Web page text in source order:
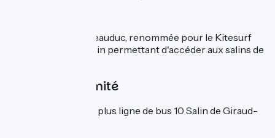
La plage de Beauduc, renommée pour le Kitesurf
Bac de Barcarin permettant d'accéder aux salins de
Gares à proximité
Gare SNCF d'Arles, plus ligne de bus 10 Salin de Giraud-